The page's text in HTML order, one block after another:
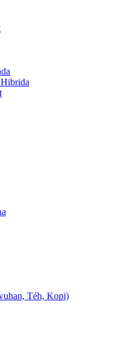
Téh, Kopi)